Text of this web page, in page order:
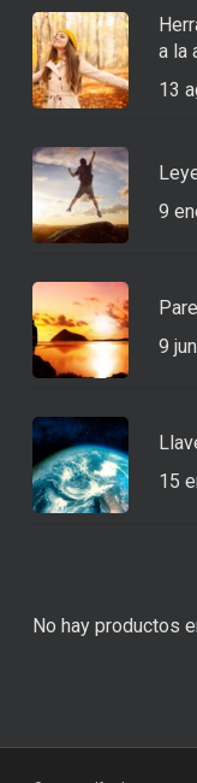
a la
13
9
9
15
No hay productos